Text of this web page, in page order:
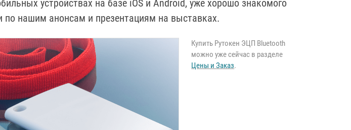
устройствах на базе iOS и Android, уже хорошо знакомого
по нашим анонсам и презентациям на выставках.
Купить Рутокен ЭЦП Bluetooth
можно уже сейчас в разделе
Цены и Заказ.